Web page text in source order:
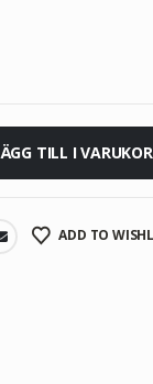
TILL I
ADD TO